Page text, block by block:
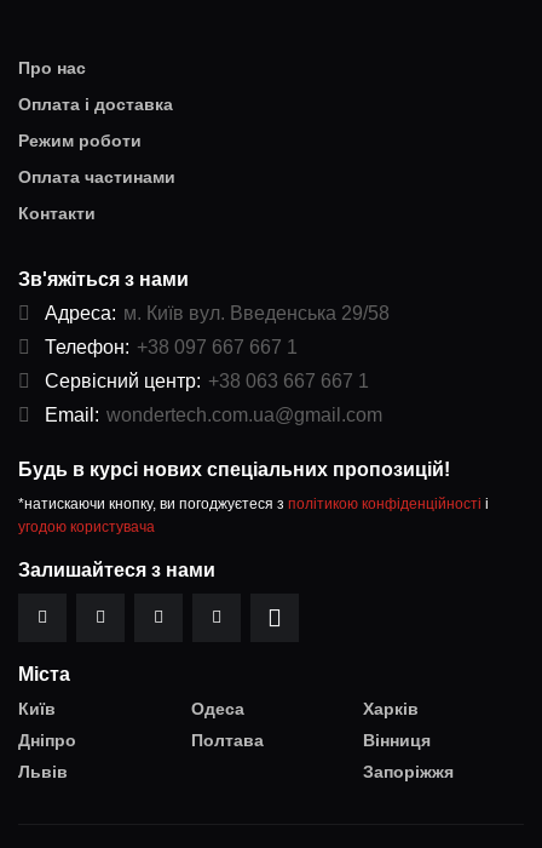
Про нас
Оплата і доставка
Режим роботи
Оплата частинами
Контакти
Зв'яжіться з нами
Адреса: м. Київ вул. Введенська 29/58
Телефон: +38 097 667 667 1
Сервісний центр: +38 063 667 667 1
Email: wondertech.com.ua@gmail.com
Будь в курсі нових спеціальних пропозицій!
*натискаючи кнопку, ви погоджуєтеся з політикою конфіденційності і
угодою користувача
Залишайтеся з нами
Міста
Київ Одеса
Харків
Дніпро
Полтава
Вінниця
Львів
Запоріжжя